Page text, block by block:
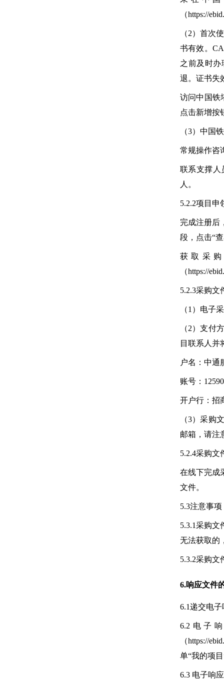
（https://
（2）首次
书有效。
之前及时办
退。证书失
访问中国铁
点击新增按
（3）中国
常规操作咨
联系支撑人
人。
5.2.2项目申
完成注册后
段，点击“
获取采
（https://
5.2.3采购文
（1）电子
（2）支付
目联系人并
户名： 中通
账号：
开户行： 招
（3）采购
邮箱，请注
5.2.4采购
在线下完成
文件。
5.3注意事项
5.3.1采购
无法获取的
5.3.2采购文
6.响应文件
6.1递交电
6.2电子
（https://
单“我的项
6.3 电子响